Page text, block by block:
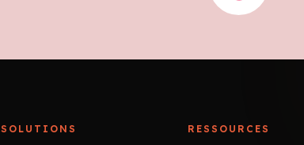
SOLUTIONS RESSOURCES